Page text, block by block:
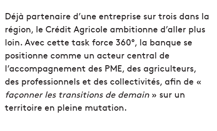
Déjà partenaire d’une entreprise sur trois dans la
région, le Crédit Agricole ambitionne d’aller plus
loin. Avec cette task force 360°, la banque se
positionne comme un acteur central de
l’accompagnement des PME, des agriculteurs,
des professionnels et des collectivités, afin de «
façonner les transitions de demain » sur un
territoire en pleine mutation.